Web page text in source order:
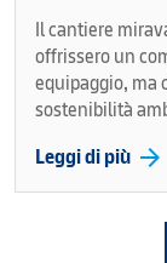
Il cantiere
offrissero un
equipaggio, ma
sostenibilità
Leggi di più arrow_forward